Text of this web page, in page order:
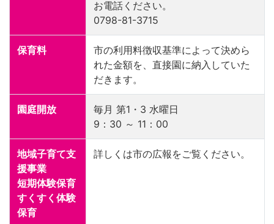
お電話ください。
0798-81-3715
保育料
市の利用料徴収基準によって決めら
れた金額を、直接園に納入していた
だきます。
園庭開放
毎月 第1・3 水曜日
9：30 ～ 11：00
地域子育て支
援事業
短期体験保育
すくすく体験
保育
詳しくは市の広報をご覧ください。